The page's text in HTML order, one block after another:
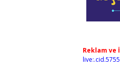
Reklam ve